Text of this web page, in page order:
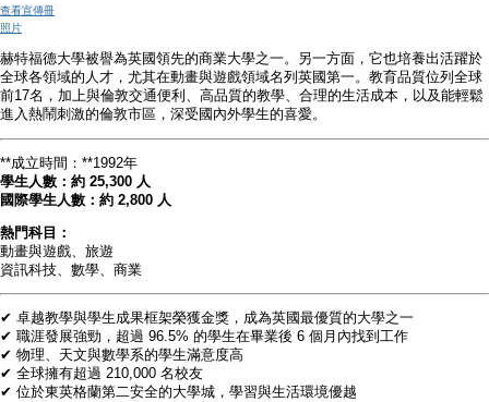
查看宣傳冊
照片
赫特福德大學被譽為英國領先的商業大學之一。另一方面，它也培養出活躍於
全球各領域的人才，尤其在動畫與遊戲領域名列英國第一。教育品質位列全球
前17名，加上與倫敦交通便利、高品質的教學、合理的生活成本，以及能輕鬆
進入熱鬧刺激的倫敦市區，深受國內外學生的喜愛。
**成立時間：**1992年
學生人數：約 25,300 人
國際學生人數：約 2,800 人
熱門科目：
動畫與遊戲、旅遊
資訊科技、數學、商業
✔ 卓越教學與學生成果框架榮獲金獎，成為英國最優質的大學之一
✔ 職涯發展強勁，超過 96.5% 的學生在畢業後 6 個月內找到工作
✔ 物理、天文與數學系的學生滿意度高
✔ 全球擁有超過 210,000 名校友
✔ 位於東英格蘭第二安全的大學城，學習與生活環境優越